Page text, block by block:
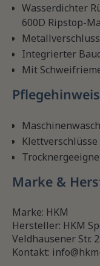
Wasserdichter
600D Ripstop-
Integrierter
Mit
Marke &
Marke: HKM
Hersteller: HKM
Veldhausener Str.
Kontakt: